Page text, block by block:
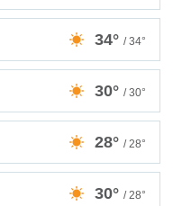
34° / 34°
30° / 30°
28° / 28°
30° / 28°